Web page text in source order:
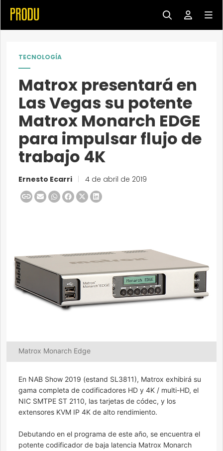
TECNOLOGÍA
Matrox presentará en
Las Vegas su potente
Matrox Monarch EDGE
para impulsar flujo de
trabajo 4K
Ernesto Ecarri 4 de abril de 2019
Matrox Monarch Edge
En NAB Show 2019 (estand SL3811), Matrox exhibirá su
gama completa de codificadores HD y 4K / multi-HD, el
NIC SMTPE ST 2110, las tarjetas de códec, y los
extensores KVM IP 4K de alto rendimiento.
Debutando en el programa de este año, se encuentra el
potente codificador de baja latencia Matrox Monarch